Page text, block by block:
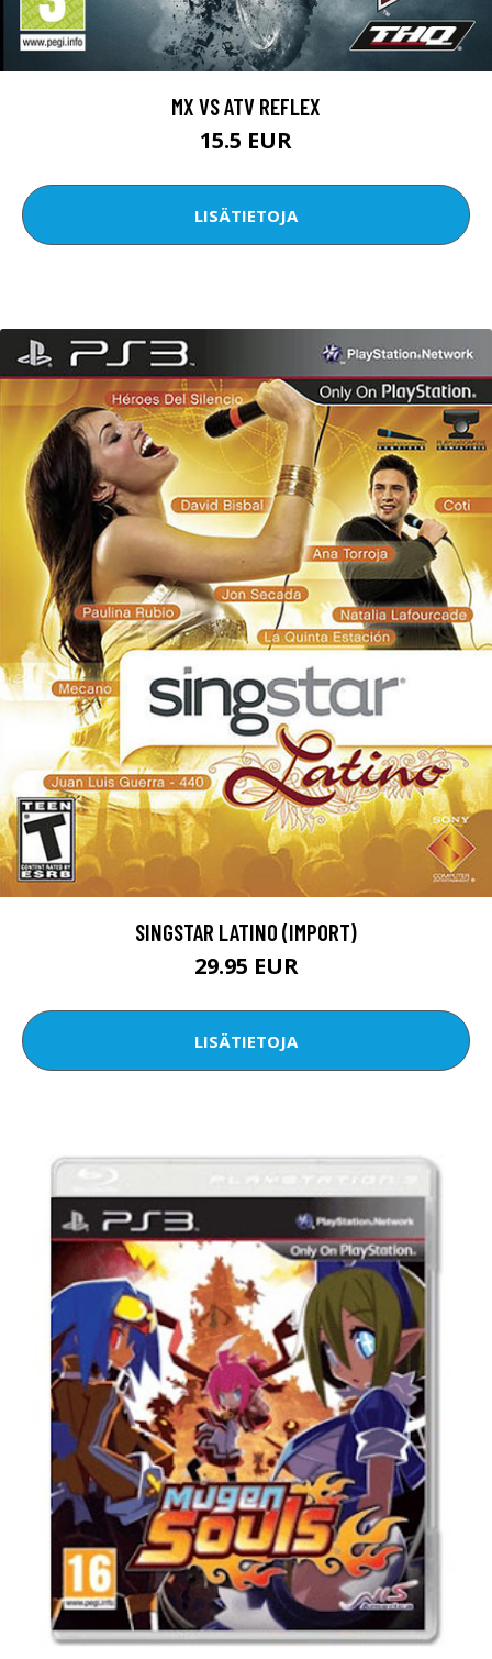
MX VS ATV REFLEX
15.5 EUR
LISÄTIETOJA
SINGSTAR LATINO (IMPORT)
29.95 EUR
LISÄTIETOJA